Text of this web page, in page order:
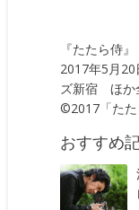
『たたら侍』
2017年5月
ズ新宿 ほか
©2017「たた
おすすめ